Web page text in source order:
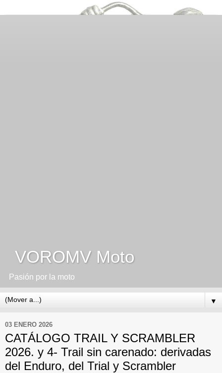
VOROMV Moto
Pasión por la moto
▼
03 ENERO 2026
CATÁLOGO TRAIL Y SCRAMBLER
2026. y 4- Trail sin carenado: derivadas
del Enduro, del Trial y Scrambler